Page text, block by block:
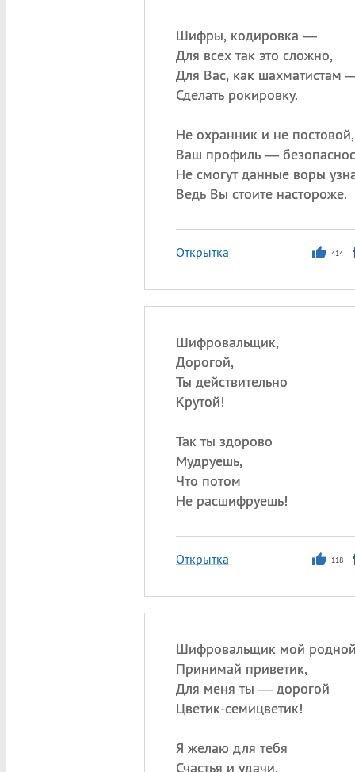
Шифры, кодировка —
Для всех так это сложно,
Для Вас, как шахматистам
Сделать рокировку.
Не охранник и не постовой,
Ваш профиль —
Не смогут данные воры
Ведь Вы стоите настороже.
Открытка 414
Шифровальщик,
Дорогой,
Ты действительно
Крутой!
Так ты здорово
Мудруешь,
Что потом
Не расшифруешь!
Открытка 118
Шифровальщик мой
Принимай приветик,
Для меня ты — дорогой
Цветик-семицветик!
Я желаю для тебя
Счастья и удачи,